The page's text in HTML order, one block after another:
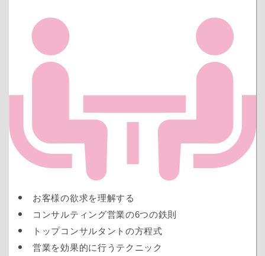
お客様の欲求を理解する
コンサルティング営業の6つの鉄則
トップコンサルタントの方程式
営業を効果的に行うテクニック